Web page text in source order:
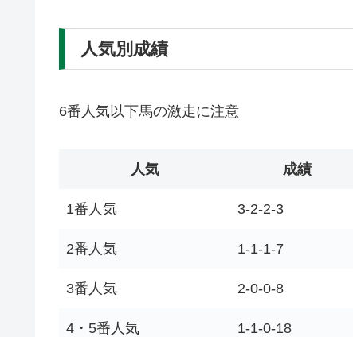
人気別成績
6番人気以下馬の激走に注意
人気 成績
1番人気 3-2-2-3
2番人気 1-1-1-7
3番人気 2-0-0-8
4・5番人気 1-1-0-18